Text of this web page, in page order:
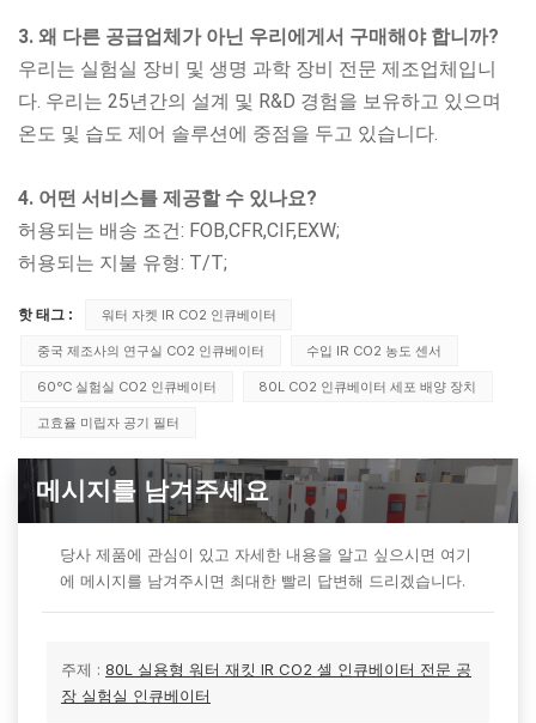
3. 왜 다른 공급업체가 아닌 우리에게서 구매해야 합니까?
우리는 실험실 장비 및 생명 과학 장비 전문 제조업체입니
다. 우리는 25년간의 설계 및 R&D 경험을 보유하고 있으며
온도 및 습도 제어 솔루션에 중점을 두고 있습니다.
4. 어떤 서비스를 제공할 수 있나요?
허용되는 배송 조건: FOB,CFR,CIF,EXW;
허용되는 지불 유형: T/T;
핫 태그 : 워터 자켓 IR CO2 인큐베이터
중국 제조사의 연구실 CO2 인큐베이터 수입 IR CO2 농도 센서
60℃ 실험실 CO2 인큐베이터 80L CO2 인큐베이터 세포 배양 장치
고효율 미립자 공기 필터
메시지를 남겨주세요
당사 제품에 관심이 있고 자세한 내용을 알고 싶으시면 여기
에 메시지를 남겨주시면 최대한 빨리 답변해 드리겠습니다.
주제 : 80L 실용형 워터 재킷 IR CO2 셀 인큐베이터 전문 공
장 실험실 인큐베이터